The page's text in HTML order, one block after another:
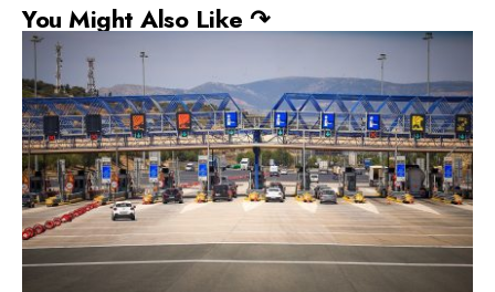
You Might Also Like ↷